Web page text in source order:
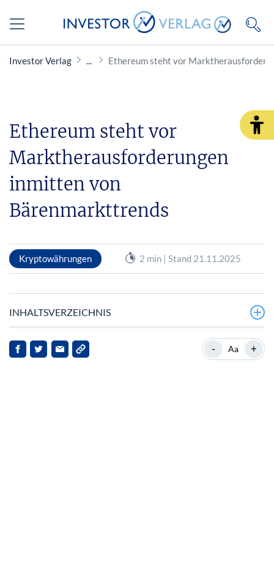
Investor Verlag Ethereum steht vor
Ethereum steht vor
Marktherausforderungen
inmitten von
Bärenmarkttrends
Kryptowährungen 2 min | Stand 21.11.2025
INHALTSVERZEICHNIS
Markt‑Druck und Whale‑Aktivität
- Aa +